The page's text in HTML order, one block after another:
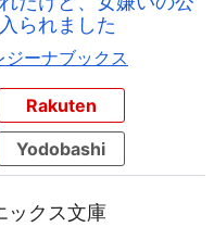
られました
ジーナブックス
Rakuten
Yodobashi
ックス文庫